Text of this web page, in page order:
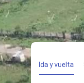
Ida y vuelta